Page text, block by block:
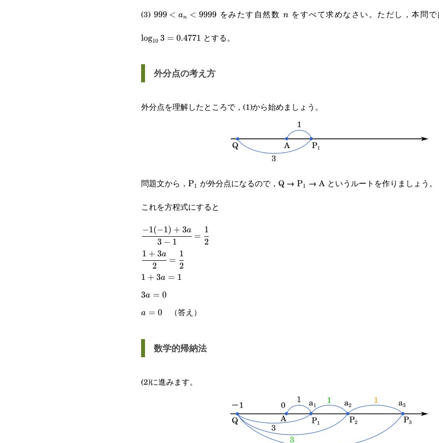
(3) 999 < an < 9999 をみたす自然数 nをすべて求めなさい。ただし，本問で
log10 3 = 0.4771 とする。
外分点の考え方
外分点を理解したところで，(1)から始めましょう。
問題文から， \text{P}_1
P1 が外分点になるので，Q → \text{P}_1
P1 → A というルートを作りましょう。
これを方程式にすると
\cfrac{-1(-1)+3a}
{3-1}=\cfrac{1}
{2}
3 − 1
−1(−1) + 3a
=
2
1
\cfrac{1+3a}
{2}=\cfrac{1}
2
1 + 3a
=
2
1
1+3a=1
1 + 3a = 1
3a=0
3a = 0
a=0
a = 0（答え）
数学的帰納法
(2)に進みます。